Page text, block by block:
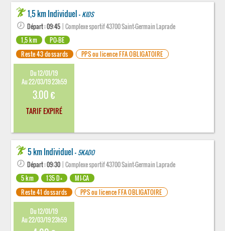
1,5 km Individuel - KIDS
Départ : 09:45 | Complexe sportif 43700 Saint-Germain Laprade
1,5 km
PO-BE
Reste 43 dossards
PPS ou licence FFA OBLIGATOIRE
Du 12/01/19
Au 22/03/19 23h59
3.00 €
TARIF EXPIRÉ
5 km Individuel - 5KADO
Départ : 09:30 | Complexe sportif 43700 Saint-Germain Laprade
5 km
135 D+
MI-CA
Reste 41 dossards
PPS ou licence FFA OBLIGATOIRE
Du 12/01/19
Au 22/03/19 23h59